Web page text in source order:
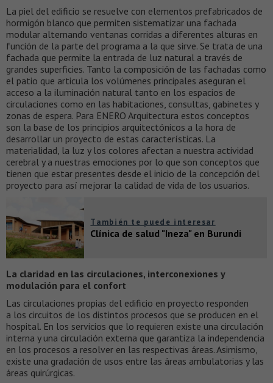
La piel del edificio se resuelve con elementos prefabricados de
hormigón blanco que permiten sistematizar una fachada
modular alternando ventanas corridas a diferentes alturas en
función de la parte del programa a la que sirve. Se trata de una
fachada que permite la entrada de luz natural a través de
grandes superficies. Tanto la composición de las fachadas como
el patio que articula los volúmenes principales aseguran el
acceso a la iluminación natural tanto en los espacios de
circulaciones como en las habitaciones, consultas, gabinetes y
zonas de espera. Para ENERO Arquitectura estos conceptos
son la base de los principios arquitectónicos a la hora de
desarrollar un proyecto de estas características. La
materialidad, la luz y los colores afectan a nuestra actividad
cerebral y a nuestras emociones por lo que son conceptos que
tienen que estar presentes desde el inicio de la concepción del
proyecto para así mejorar la calidad de vida de los usuarios.
También te puede interesar
Clínica de salud "Ineza" en Burundi
La claridad en las circulaciones, interconexiones y
modulación para el confort
Las circulaciones propias del edificio en proyecto responden
a los circuitos de los distintos procesos que se producen en el
hospital. En los servicios que lo requieren existe una circulación
interna y una circulación externa que garantiza la independencia
en los procesos a resolver en las respectivas áreas. Asimismo,
existe una gradación de usos entre las áreas ambulatorias y las
áreas quirúrgicas.